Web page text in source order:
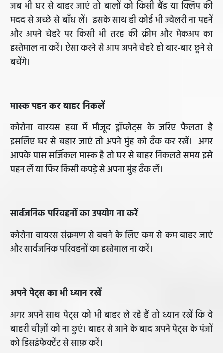
जब भी घर से बाहर जाएं तो बालों को किसी बैंड या क्लिप की
मदद से अच्छे से बाँध लें। इसके साथ ही कोई भी ज्वेलरी ना पहनें
और अपने चेहरे पर किसी भी तरह की क्रीम और मेकअप का
इस्तेमाल ना करें। ऐसा करने से आप अपने चेहरे हो बार-बार छूने से
बचेंगे।
मास्क पहन कर बाहर निकलें
कोरोना वारयस हवा में मौजूद ड्रॉप्लेट्स के जरिए फैलता है
इसलिए घर से बहार जाएं तो अपने मुंह को ढँक कर रखें। अगर
आपके पास सर्जिकल मास्क है तो घर से बाहर निकलते समय इसे
पहन लें या फिर किसी कपड़े से अपना मुंह ढँक लें।
सार्वजनिक परिवहनों का उपयोग ना करें
कोरोना वायरस संक्रमण से बचने के लिए कम से कम बाहर जाएं
और सार्वजनिक परिवहनों का इस्तेमाल ना करें।
अपने पेट्स का भी ध्यान रखें
अगर अपने साथ पेट्स को भी बाहर ले रहे हैं तो ध्यान रखें कि वे
बाहरी चीज़ों को ना छुएं। बाहर से आने के बाद अपने पेट्स के पंजों
को डिसइंफेक्टेंट से साफ़ करें।